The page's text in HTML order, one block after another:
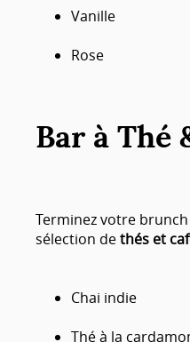
Vanille
Rose
Bar à Thé
Terminez votre
sélection dethés et
Chai indie
Thé à la